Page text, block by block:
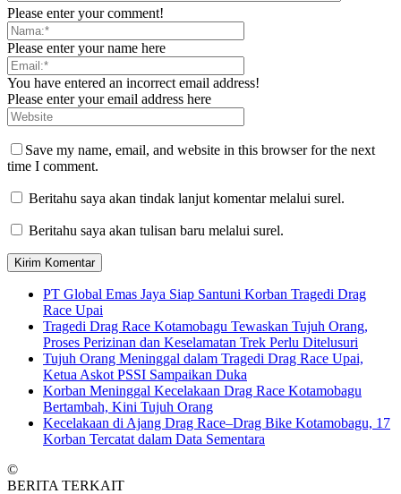
Please enter your comment!
Please enter your name here
You have entered an incorrect email address!
Please enter your email address here
Save my name, email, and website in this browser for the next
time I comment.
Beritahu saya akan tindak lanjut komentar melalui surel.
Beritahu saya akan tulisan baru melalui surel.
PT Global Emas Jaya Siap Santuni Korban Tragedi Drag
Race Upai
Tragedi Drag Race Kotamobagu Tewaskan Tujuh Orang,
Proses Perizinan dan Keselamatan Trek Perlu Ditelusuri
Tujuh Orang Meninggal dalam Tragedi Drag Race Upai,
Ketua Askot PSSI Sampaikan Duka
Korban Meninggal Kecelakaan Drag Race Kotamobagu
Bertambah, Kini Tujuh Orang
Kecelakaan di Ajang Drag Race–Drag Bike Kotamobagu, 17
Korban Tercatat dalam Data Sementara
©
BERITA TERKAIT